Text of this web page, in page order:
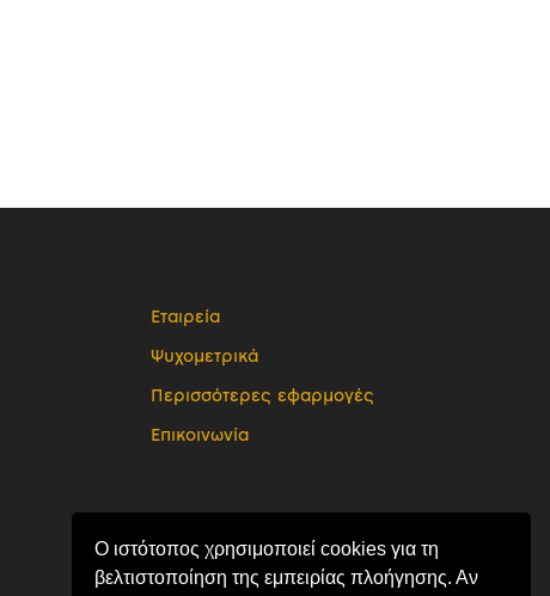
Ο ιστότοπος χρησιμοποιεί cookies για τη
βελτιστοποίηση της εμπειρίας πλοήγησης. Αν
Εταιρεία
Ψυχομετρικά
Περισσότερες εφαρμογές
Επικοινωνία